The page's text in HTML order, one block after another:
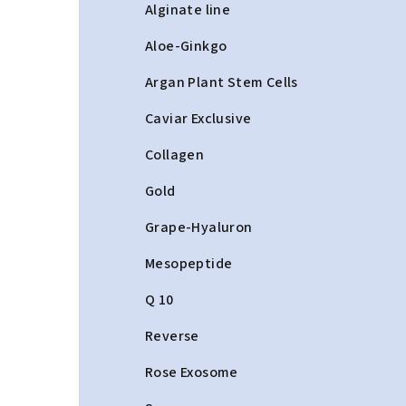
Alginate line
Aloe-Ginkgo
Argan Plant Stem Cells
Caviar Exclusive
Collagen
Gold
Grape-Hyaluron
Mesopeptide
Q 10
Reverse
Rose Exosome